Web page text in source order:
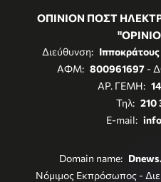
ΟΠΙΝΙΟΝ ΠΟΣΤ
Διεύθυνση:
ΑΦΜ: 800961697-
ΑΡ. ΓΕΜΗ:
Τηλ: 210
E-mail:
Domain name:
Νόμιμος Εκπρόσωπος -